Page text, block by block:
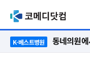
K-베스트병원